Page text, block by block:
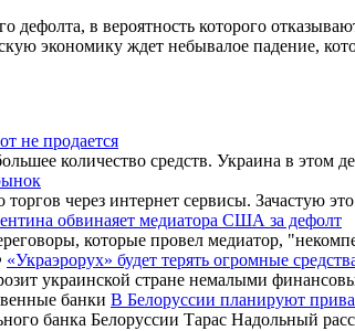
дефолта, в вероятность которого
экономику ждет небывалое падение,
не продается
количество средств. Украина в этом
через интернет сервисы. Зачастую
обвинаяет медиатора США за дефолт
которые провел медиатор,
«Украэрорух» будет терять огромные
украинской стране немалыми
В Белоруссии планируют
банка Белоруссии Тарас Надольный